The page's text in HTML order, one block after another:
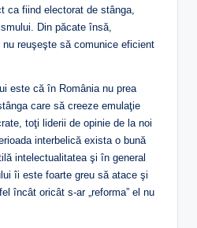
ca fiind electorat de stânga,
Din păcate însă,
reuşeşte să comunice eficient
este că în România nu prea
care să creeze emulaţie
toţi liderii de opinie de la noi
interbelică exista o bună
intelectualitatea şi în general
îi este foarte greu să atace şi
încât oricât s-ar „reforma” el nu